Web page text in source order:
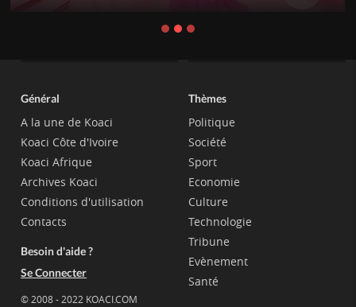
Général
A la une de Koaci
Koaci Côte d'Ivoire
Koaci Afrique
Archives Koaci
Conditions d'utilisation
Contacts
Besoin d'aide ?
Se Connecter
© 2008 - 2022 KOACI.COM
Thèmes
Politique
Société
Sport
Economie
Culture
Technologie
Tribune
Evènement
Santé